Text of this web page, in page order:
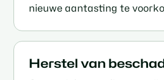
nieuwe aantasting te
Herstel van